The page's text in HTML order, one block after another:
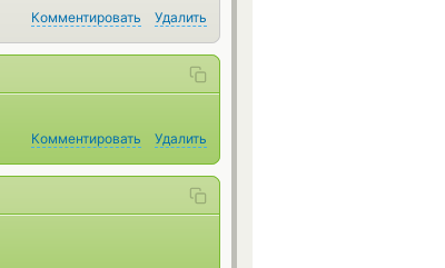
Комментировать Удалить
Комментировать Удалить